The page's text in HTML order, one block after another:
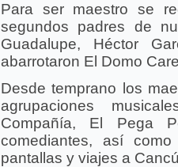
Para ser maestro se
segundos padres de
Guadalupe, Héctor
abarrotaron El Domo
Desde temprano los
agrupaciones
Compañía, El Pega
comediantes, así
pantallas y viajes a